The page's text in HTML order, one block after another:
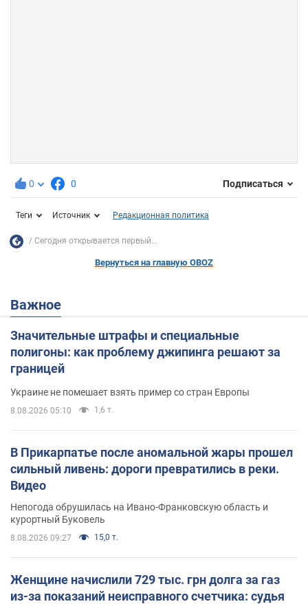
0 0 Подписаться
Теги Источник Редакционная политика
Сегодня открывается первый...
Вернуться на главную OBOZ
Важное
Значительные штрафы и специальные
полигоны: как проблему джипинга решают за
границей
Украине не помешает взять пример со стран Европы
8.08.2026 05:10 1,6 т.
В Прикарпатье после аномальной жары прошел
сильный ливень: дороги превратились в реки.
Видео
Непогода обрушилась на Ивано-Франковскую область и
курортный Буковель
8.08.2026 09:27 15,0 т.
Женщине начислили 729 тыс. грн долга за газ
из-за показаний неисправного счетчика: судья